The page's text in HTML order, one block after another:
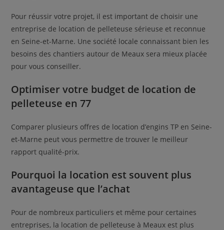
Pour réussir votre projet, il est important de choisir une
entreprise de location de pelleteuse sérieuse et reconnue
en Seine-et-Marne. Une société locale connaissant bien les
besoins des chantiers autour de Meaux sera mieux placée
pour vous conseiller.
Optimiser votre budget de location de
pelleteuse en 77
Comparer plusieurs offres de location d’engins TP en Seine-
et-Marne peut vous permettre de trouver le meilleur
rapport qualité-prix.
Pourquoi la location est souvent plus
avantageuse que l’achat
Pour de nombreux particuliers et même pour certaines
entreprises, la location de pelleteuse à Meaux est plus